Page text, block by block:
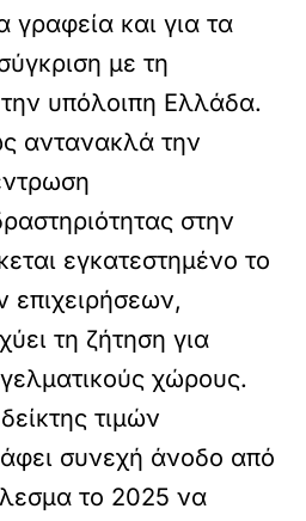
γραφεία και για τα
με τη
υπόλοιπη Ελλάδα.
αντανακλά την
στην
εγκατεστημένο το
τη ζήτηση για
χώρους.
τιμών
συνεχή άνοδο από
το 2025 να